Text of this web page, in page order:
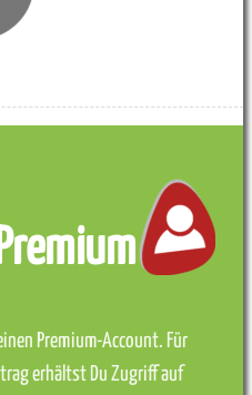
Premium-Account. Für
erhältst Du Zugriff auf